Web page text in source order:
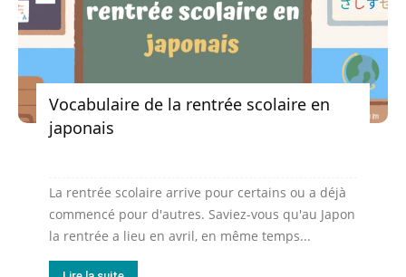
Vocabulaire de la rentrée scolaire en
japonais
La rentrée scolaire arrive pour certains ou a déjà
commencé pour d'autres. Saviez-vous qu'au Japon
la rentrée a lieu en avril, en même temps...